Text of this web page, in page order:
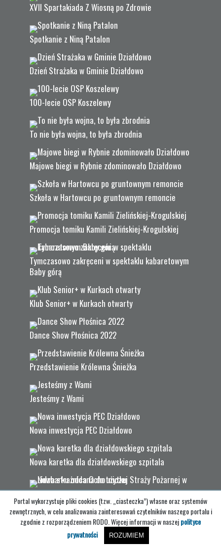
XVII Spartakiada Z Wiosną po Zdrowie
Spotkanie z Niną Patalon
Dzień Strażaka w Gminie Działdowo
100-lecie OSP Koszelewy
To nie była wojna, to była zbrodnia
Majowe biegi w Rybnie zdominowało Działdowo
Szkoła w Hartowcu po gruntownym remoncie
Promocja tomiku Kamili Zielińskiej-Krogulskiej
Tymczasowo zakręceni w spektaklu kabaretowym
Baby górą
Klub Senior+ w Kurkach otwarty
Dance Show Płośnica 2022
Przedstawienie Królewna Śnieżka
Jesteśmy z Wami
Nowa inwestycja PEC Działdowo
Nowa karetka dla działdowskiego szpitala
Nowa strażnica Ochotniczej Straży Pożarnej w
Lidzbarku oddana do użytku
Lato z poezją
Portal wykorzystuje pliki cookies (tzw. „ciasteczka”) własne oraz systemów
zewnętrznych, w celu analizowania zainteresowań czytelników naszego portalu i
zgodnie z rozporządzeniem RODO. Więcej informacji w naszejpolityce
prywatności
ROZUMIEM